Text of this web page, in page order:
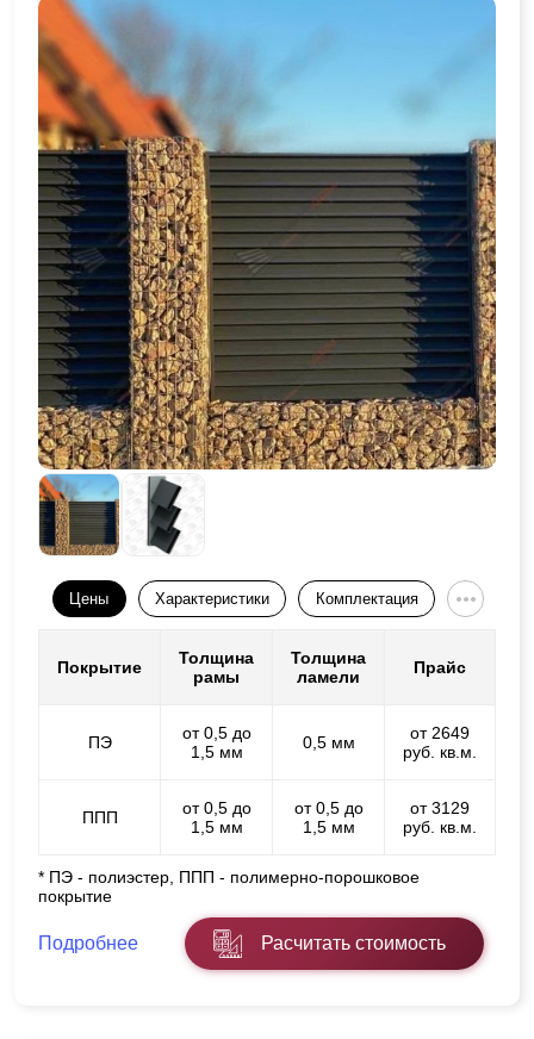
Цены Характеристики Комплектация
Покрытие
Толщина
рамы
Толщина
ламели
Прайс
ПЭ
от 0,5 до
1,5 мм
0,5 мм
от 2649
руб. кв.м.
ППП
от 0,5 до
1,5 мм
от 0,5 до
1,5 мм
от 3129
руб. кв.м.
* ПЭ - полиэстер, ППП - полимерно-порошковое
покрытие
Подробнее Расчитать стоимость